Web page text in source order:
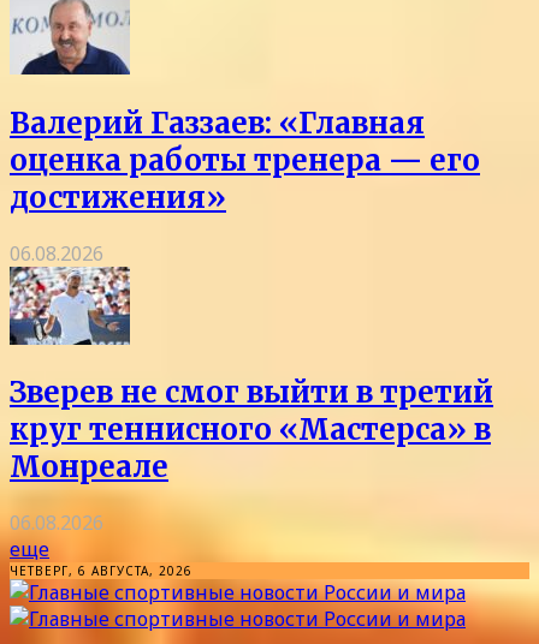
Валерий Газзаев: «Главная
оценка работы тренера — его
достижения»
06.08.2026
Зверев не смог выйти в третий
круг теннисного «Мастерса» в
Монреале
06.08.2026
еще
ЧЕТВЕРГ, 6 АВГУСТА, 2026